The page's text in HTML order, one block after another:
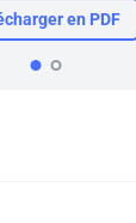
en PDF